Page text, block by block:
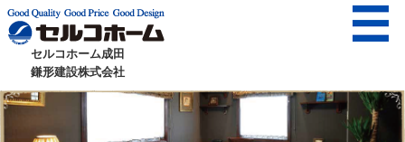
セルコホーム成田
鎌形建設株式会社